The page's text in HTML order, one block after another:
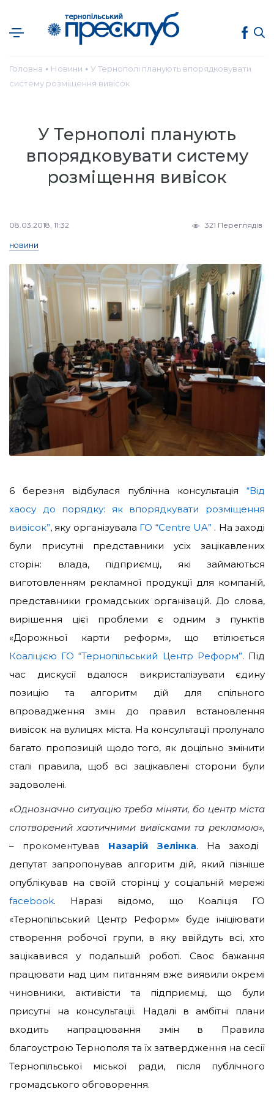
Головна ● Новини ● У Тернополі планують впорядковувати
систему розміщення вивісок
У Тернополі планують
впорядковувати систему
розміщення вивісок
08.03.2018, 11:32 321 Переглядів
НОВИНИ
6 березня відбулася публічна консультація “Від
хаосу до порядку: як впорядкувати розміщення
вивісок”, яку організувала ГО “Centre UA” . На заході
були присутні представники усіх зацікавлених
сторін: влада, підприємці, які займаються
виготовленням рекламної продукції для компаній,
представники громадських організацій. До слова,
вирішення цієї проблеми є одним з пунктів
«Дорожньої карти реформ», що втілюється
Коаліцією ГО “Тернопільський Центр Реформ”. Під
час дискусії вдалося викристалізувати єдину
позицію та алгоритм дій для спільного
впровадження змін до правил встановлення
вивісок на вулицях міста. На консультації пролунало
багато пропозицій щодо того, як доцільно змінити
сталі правила, щоб всі зацікавлені сторони були
задоволені.
«Однозначно ситуацію треба міняти, бо центр міста
спотворений хаотичними вивісками та рекламою»,
– прокоментував Назарій Зелінка. На заході
депутат запропонував алгоритм дій, який пізніше
опублікував на своїй сторінці у соціальній мережі
facebook. Наразі відомо, що Коаліція ГО
«Тернопільський Центр Реформ» буде ініціювати
створення робочої групи, в яку ввійдуть всі, хто
зацікавився у подальшій роботі. Своє бажання
працювати над цим питанням вже виявили окремі
чиновники, активісти та підприємці, що були
присутні на консультації. Надалі в амбітні плани
входить напрацювання змін в Правила
благоустрою Тернополя та їх затвердження на сесії
Тернопільської міської ради, після публічного
громадського обговорення.